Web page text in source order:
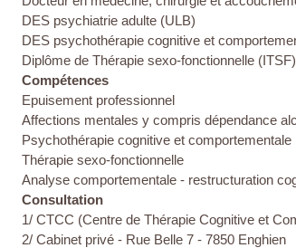
DES psychiatrie adulte (ULB)
DES psychothérapie cognitive et
Diplôme de Thérapie sexo-fonctionnelle (ITSF)
Compétences
Epuisement professionnel
Affections mentales y compris dépendance
Psychothérapie cognitive et comportementale
Thérapie sexo-fonctionnelle
Analyse comportementale - restructuration
Consultation
1/ CTCC (Centre de Thérapie Cognitive et
2/ Cabinet privé - Rue Belle 7 - 7850 Enghien